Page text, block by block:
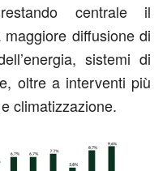
centrale il
diffusione di
sistemi di
oltre a interventi più
climatizzazione.